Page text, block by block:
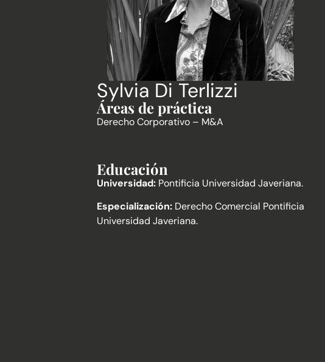
Sylvia Di Terlizzi
Áreas de práctica
Derecho Corporativo – M&A
Educación
Universidad: Pontificia Universidad Javeriana.
Especialización: Derecho Comercial Pontificia
Universidad Javeriana.